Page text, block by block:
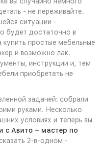
- не переживайте.
ситуации -
будет достаточно в
простые мебельные
и возможно лак.
инструкции и, тем
приобретать не
задачей: собрали
руками. Несколько
условиях и теперь вы
с Авито + мастер по
сказать 2-в-одном -